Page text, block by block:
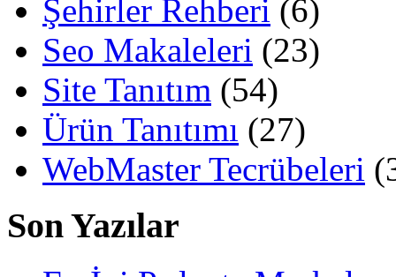
Şehirler Rehberi (6)
Seo Makaleleri (23)
Site Tanıtım (54)
Ürün Tanıtımı (27)
WebMaster Tecrübeleri
Son Yazılar